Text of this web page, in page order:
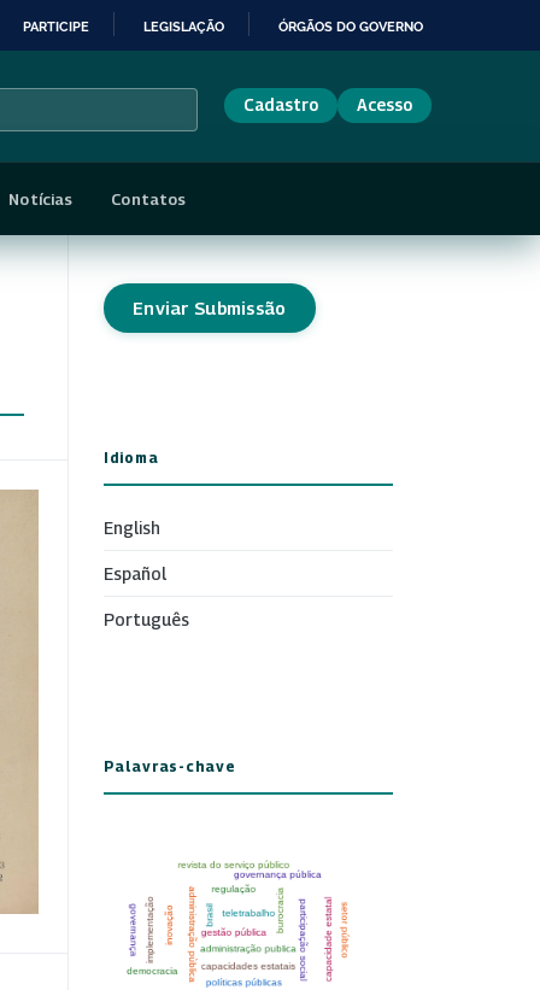
PARTICIPE LEGISLAÇÃO ÓRGÃOS DO GOVERNO
Cadastro Acesso
Notícias Contatos
Enviar Submissão
Idioma
English
Español
Português
Palavras-chave